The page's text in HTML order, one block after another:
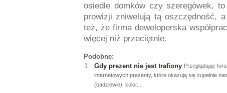
osiedle domków czy szeregówek,
prowizji zniwelują tą oszczędność,
też, że firma deweloperska
więcej niż przeciętnie.
Podobne:
Gdy prezent nie jest trafiony Przeglądając
internetowych prezenty, które okazują się zupełnie
(badziewie), kolor...